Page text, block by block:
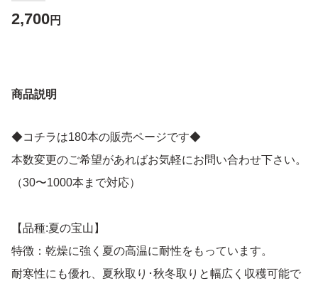
2,700円
商品説明
◆コチラは180本の販売ページです◆
本数変更のご希望があればお気軽にお問い合わせ下さい。
（30〜1000本まで対応）
【品種:夏の宝山】
特徴：乾燥に強く夏の高温に耐性をもっています。
耐寒性にも優れ、夏秋取り･秋冬取りと幅広く収穫可能で